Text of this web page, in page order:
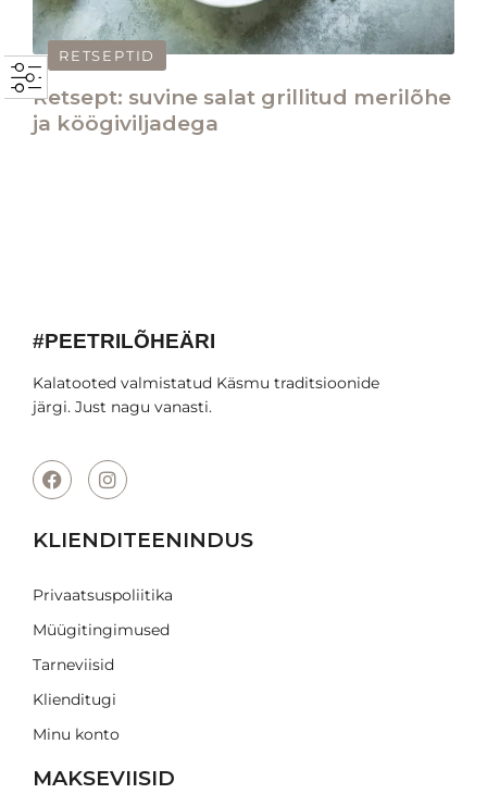
RETSEPTID
Retsept: suvine salat grillitud merilõhe
ja köögiviljadega
#PEETRILÕHEÄRI
Kalatooted valmistatud Käsmu traditsioonide
järgi. Just nagu vanasti.
KLIENDITEENINDUS
Privaatsuspoliitika
Müügitingimused
Tarneviisid
Klienditugi
Minu konto
MAKSEVIISID